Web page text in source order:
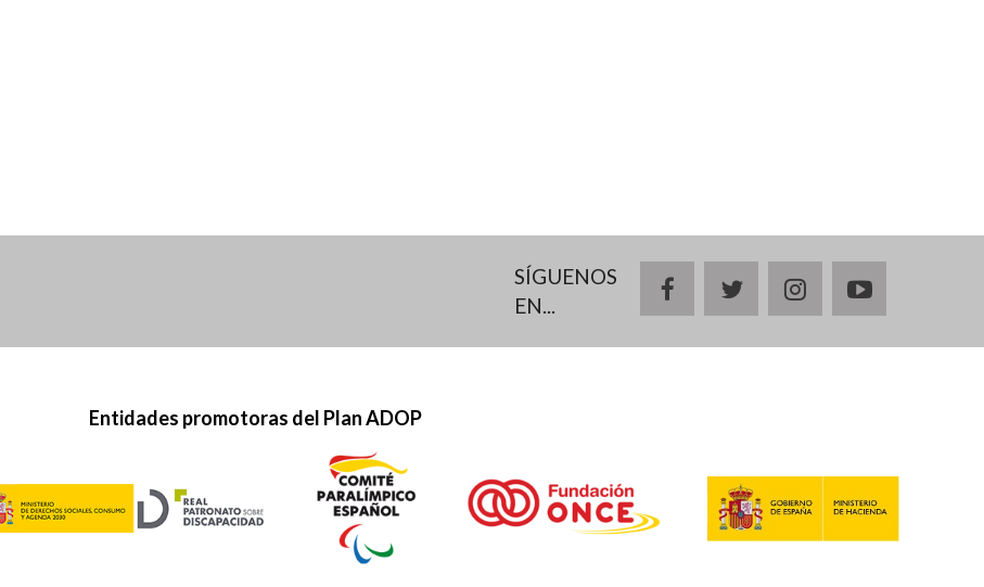
SÍGUENOS
EN...
facebooktwitterinstagramyoutube
Entidades promotoras del Plan ADOP